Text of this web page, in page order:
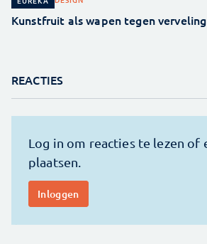
Kunstfruit als wapen tegen verveling
REACTIES